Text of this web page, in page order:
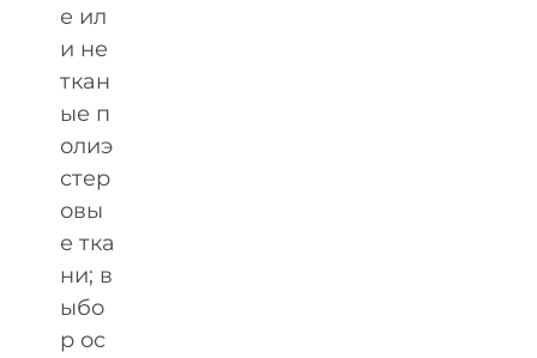
е ил
и не
ткан
ые п
олиэ
стер
овы
е тка
ни; в
ыбо
р ос